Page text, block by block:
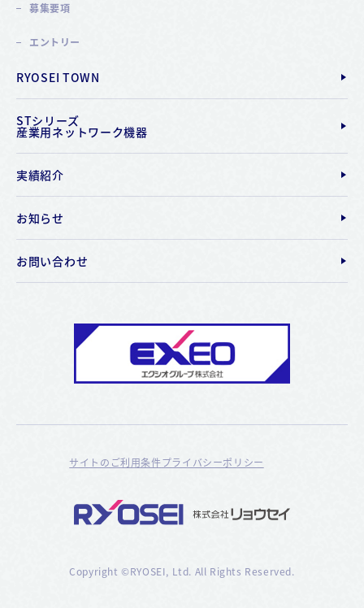
募集要項
エントリー
RYOSEI TOWN
STシリーズ
産業用ネットワーク機器
実績紹介
お知らせ
お問い合わせ
サイトのご利用条件プライバシーポリシー
Copyright ©RYOSEI, Ltd. All Rights Reserved.